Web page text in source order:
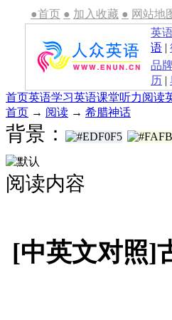
●首页 ● 加入收藏 ● 网站地
英
语 |
品
历 |
首页英语学习英语课堂听力阅读
首页 → 阅读 → 希腊神话
背景：
阅读内容
[中英文对照]